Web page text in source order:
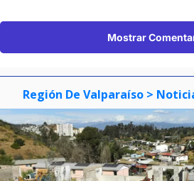
Mostrar
Región De Valparaíso >